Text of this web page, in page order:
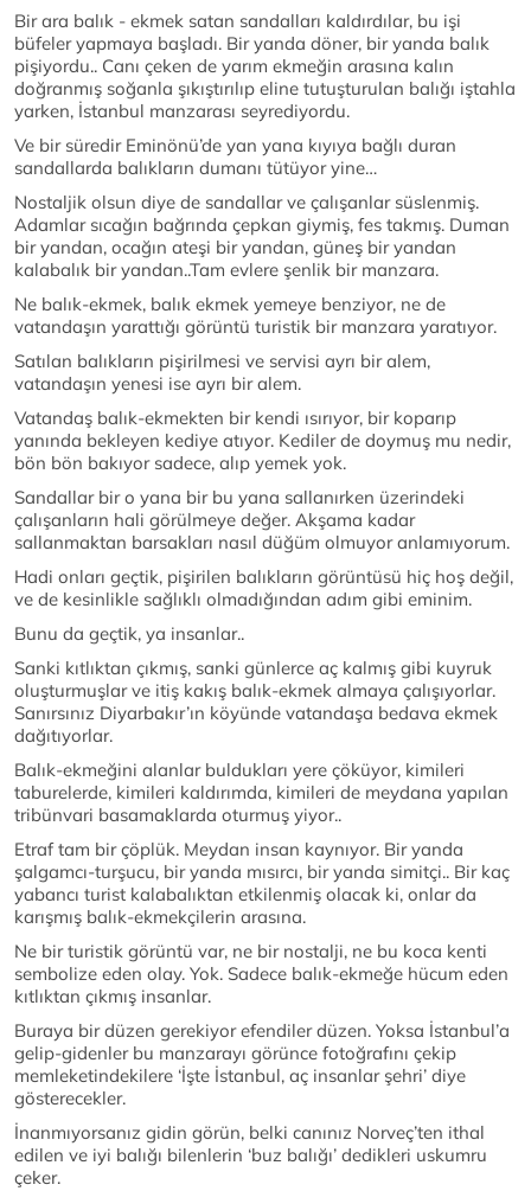
Bir ara balık - ekmek satan sandalları kaldırdılar, bu işi
büfeler yapmaya başladı. Bir yanda döner, bir yanda balık
pişiyordu.. Canı çeken de yarım ekmeğin arasına kalın
doğranmış soğanla şıkıştırılıp eline tutuşturulan balığı iştahla
yarken, İstanbul manzarası seyrediyordu.
Ve bir süredir Eminönü’de yan yana kıyıya bağlı duran
sandallarda balıkların dumanı tütüyor yine…
Nostaljik olsun diye de sandallar ve çalışanlar süslenmiş.
Adamlar sıcağın bağrında çepkan giymiş, fes takmış. Duman
bir yandan, ocağın ateşi bir yandan, güneş bir yandan
kalabalık bir yandan..Tam evlere şenlik bir manzara.
Ne balık-ekmek, balık ekmek yemeye benziyor, ne de
vatandaşın yarattığı görüntü turistik bir manzara yaratıyor.
Satılan balıkların pişirilmesi ve servisi ayrı bir alem,
vatandaşın yenesi ise ayrı bir alem.
Vatandaş balık-ekmekten bir kendi ısırıyor, bir koparıp
yanında bekleyen kediye atıyor. Kediler de doymuş mu nedir,
bön bön bakıyor sadece, alıp yemek yok.
Sandallar bir o yana bir bu yana sallanırken üzerindeki
çalışanların hali görülmeye değer. Akşama kadar
sallanmaktan barsakları nasıl düğüm olmuyor anlamıyorum.
Hadi onları geçtik, pişirilen balıkların görüntüsü hiç hoş değil,
ve de kesinlikle sağlıklı olmadığından adım gibi eminim.
Bunu da geçtik, ya insanlar..
Sanki kıtlıktan çıkmış, sanki günlerce aç kalmış gibi kuyruk
oluşturmuşlar ve itiş kakış balık-ekmek almaya çalışıyorlar.
Sanırsınız Diyarbakır’ın köyünde vatandaşa bedava ekmek
dağıtıyorlar.
Balık-ekmeğini alanlar buldukları yere çöküyor, kimileri
taburelerde, kimileri kaldırımda, kimileri de meydana yapılan
tribünvari basamaklarda oturmuş yiyor..
Etraf tam bir çöplük. Meydan insan kaynıyor. Bir yanda
şalgamcı-turşucu, bir yanda mısırcı, bir yanda simitçi.. Bir kaç
yabancı turist kalabalıktan etkilenmiş olacak ki, onlar da
karışmış balık-ekmekçilerin arasına.
Ne bir turistik görüntü var, ne bir nostalji, ne bu koca kenti
sembolize eden olay. Yok. Sadece balık-ekmeğe hücum eden
kıtlıktan çıkmış insanlar.
Buraya bir düzen gerekiyor efendiler düzen. Yoksa İstanbul’a
gelip-gidenler bu manzarayı görünce fotoğrafını çekip
memleketindekilere ‘İşte İstanbul, aç insanlar şehri’ diye
gösterecekler.
İnanmıyorsanız gidin görün, belki canınız Norveç’ten ithal
edilen ve iyi balığı bilenlerin ‘buz balığı’ dedikleri uskumru
çeker.